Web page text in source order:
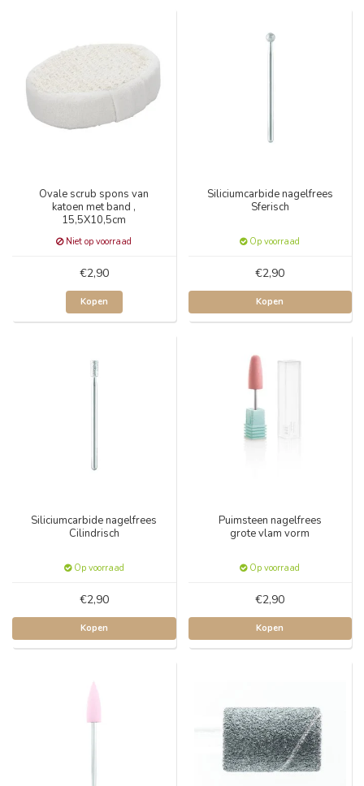
Ovale scrub spons van
katoen met band ,
15,5X10,5cm
Niet op voorraad
€2,90
Kopen
Siliciumcarbide nagelfrees
Sferisch
Op voorraad
€2,90
Kopen
Siliciumcarbide nagelfrees
Cilindrisch
Op voorraad
€2,90
Kopen
Puimsteen nagelfrees
grote vlam vorm
Op voorraad
€2,90
Kopen